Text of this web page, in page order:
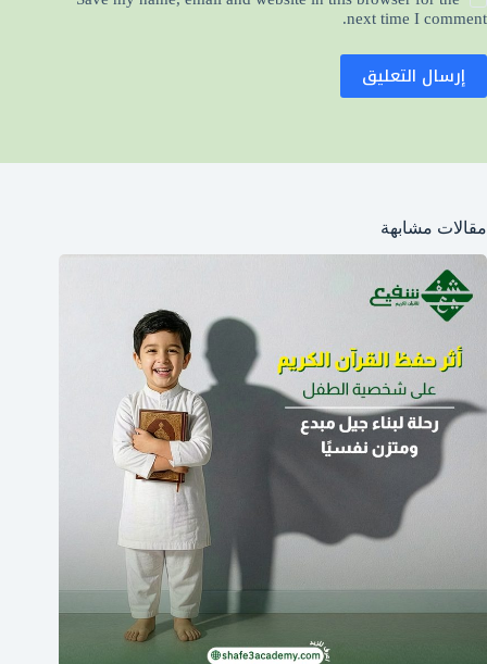
next time I comment.
إرسال التعليق
مقالات مشابهة